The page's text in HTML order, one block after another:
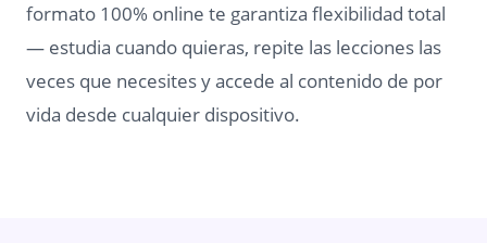
formato 100% online te garantiza flexibilidad total
— estudia cuando quieras, repite las lecciones las
veces que necesites y accede al contenido de por
vida desde cualquier dispositivo.